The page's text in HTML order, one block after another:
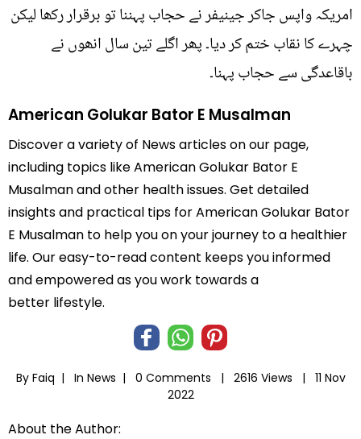
امریکہ واپس جاکر جینیفر نے حجاب پہننا تو برقرار رکھا لیکن
چہرے کا نقاب ختم کر دیا۔ پھر اگلے تین سال انھوں نے
باقاعدگی سے حجاب پہنا۔
American Golukar Bator E Musalman
Discover a variety of News articles on our page,
including topics like American Golukar Bator E
Musalman and other health issues. Get detailed
insights and practical tips for American Golukar Bator
E Musalman to help you on your journey to a healthier
life. Our easy-to-read content keeps you informed
and empowered as you work towards a
better lifestyle.
By Faiq | In News | 0 Comments | 2616 Views |
11 Nov
2022
About the Author: